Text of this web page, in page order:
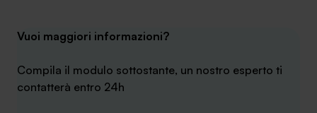
Vuoi maggiori informazioni?
Compila il modulo sottostante, un nostro esperto ti
contatterà entro 24h